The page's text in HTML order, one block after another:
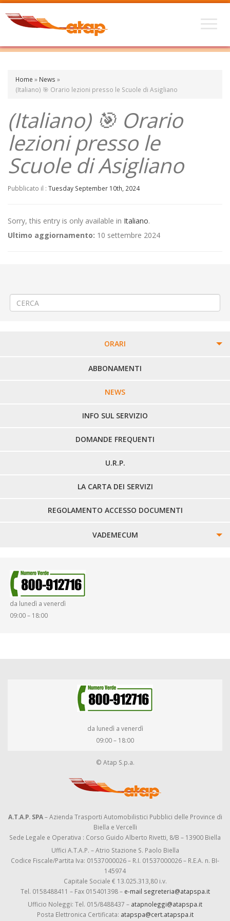
Home » News »
(Italiano) 🎯 Orario lezioni presso le Scuole di Asigliano
(Italiano) 🎯 Orario
lezioni presso le
Scuole di Asigliano
Pubblicato il : Tuesday September 10th, 2024
Sorry, this entry is only available in Italiano.
Ultimo aggiornamento: 10 settembre 2024
ORARI
PERCORSI URBANI IN BIELLA
LINEE URBANE VERCELLI
LINEE EXTRAURBANE
ABBONAMENTI
NEWS
INFO SUL SERVIZIO
DOMANDE FREQUENTI
U.R.P.
LA CARTA DEI SERVIZI
REGOLAMENTO ACCESSO DOCUMENTI
VADEMECUM
SMARRIMENTO OGGETTI
da lunedì a venerdì
09:00 – 18:00
da lunedì a venerdì
09:00 – 18:00
© Atap S.p.a.
A.T.A.P. SPA– Azienda Trasporti Automobilistici Pubblici delle Province di
Biella e Vercelli
Sede Legale e Operativa : Corso Guido Alberto Rivetti, 8/B – 13900 Biella
Uffici A.T.A.P. – Atrio Stazione S. Paolo Biella
Codice Fiscale/Partita Iva: 01537000026 – R.I. 01537000026 – R.E.A. n. BI-
145974
Capitale Sociale € 13.025.313,80 i.v.
Tel. 0158488411 – Fax 015401398 – e-mail segreteria@atapspa.it
Ufficio Noleggi: Tel. 015/8488437 – atapnoleggi@atapspa.it
Posta Elettronica Certificata: atapspa@cert.atapspa.it